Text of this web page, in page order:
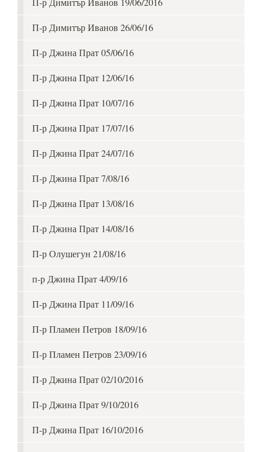
П-р Димитър Иванов 26/06/16
П-р Джина Прат 05/06/16
П-р Джина Прат 12/06/16
П-р Джина Прат 10/07/16
П-р Джина Прат 17/07/16
П-р Джина Прат 24/07/16
П-р Джина Прат 7/08/16
П-р Джина Прат 13/08/16
П-р Джина Прат 14/08/16
П-р Олушегун 21/08/16
п-р Джина Прат 4/09/16
П-р Джина Прат 11/09/16
П-р Пламен Петров 18/09/16
П-р Пламен Петров 23/09/16
П-р Джина Прат 02/10/2016
П-р Джина Прат 9/10/2016
П-р Джина Прат 16/10/2016